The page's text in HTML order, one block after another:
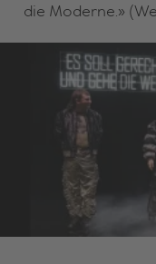
die Moderne.»